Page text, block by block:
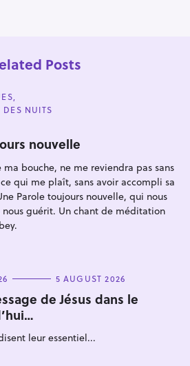
Posts
DES NUITS
nouvelle
bouche, ne me reviendra pas sans
qui me plaît, sans avoir accompli sa
Parole toujours nouvelle, qui nous
nous guérit. Un chant de méditation
5 AUGUST 2026
de Jésus dans le
leur essentiel...